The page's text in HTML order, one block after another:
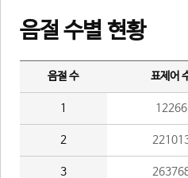
음절 수별 현황
음절 수 표제어
1 12266
2
3